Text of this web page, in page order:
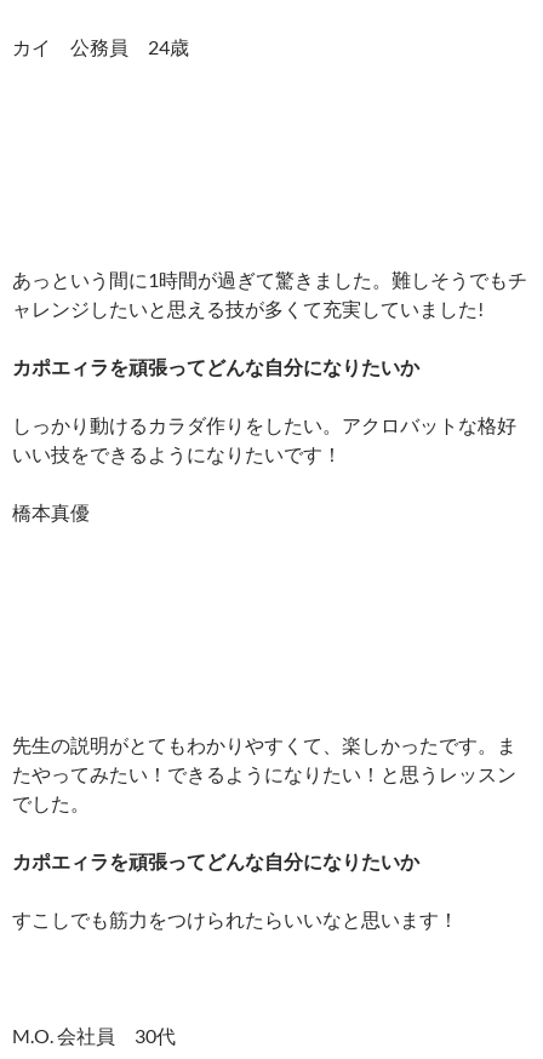
カイ 公務員 24歳
あっという間に1時間が過ぎて驚きました。難しそうでもチ
ャレンジしたいと思える技が多くて充実していました!
カポエィラを頑張ってどんな自分になりたいか
しっかり動けるカラダ作りをしたい。アクロバットな格好
いい技をできるようになりたいです！
橋本真優
先生の説明がとてもわかりやすくて、楽しかったです。ま
たやってみたい！できるようになりたい！と思うレッスン
でした。
カポエィラを頑張ってどんな自分になりたいか
すこしでも筋力をつけられたらいいなと思います！
M.O. 会社員 30代